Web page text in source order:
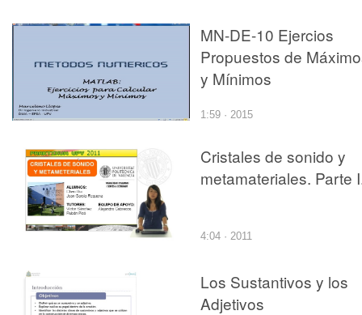
MN-DE-10 Ejercios
Propuestos de
y Mínimos
1:59 · 2015
Cristales de sonido y
metamateriales. Parte
4:04 · 2011
Los Sustantivos y los
Adjetivos